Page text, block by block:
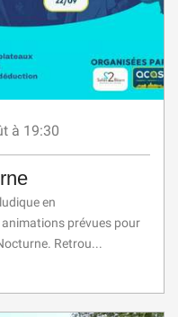
à 19:30
en
prévues pour
Retrou...